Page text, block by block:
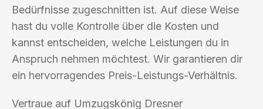
Bedürfnisse zugeschnitten ist. Auf diese Weise
hast du volle Kontrolle über die Kosten und
kannst entscheiden, welche Leistungen du in
Anspruch nehmen möchtest. Wir garantieren dir
ein hervorragendes Preis-Leistungs-Verhältnis.
Vertraue auf Umzugskönig Dresner